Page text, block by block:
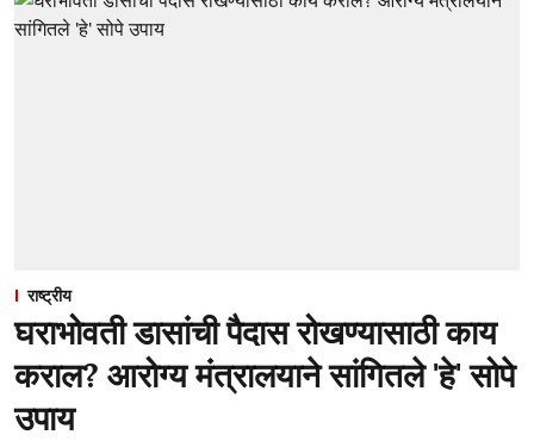
राष्ट्रीय
घराभोवती डासांची पैदास रोखण्यासाठी काय
कराल? आरोग्य मंत्रालयाने सांगितले 'हे' सोपे
उपाय